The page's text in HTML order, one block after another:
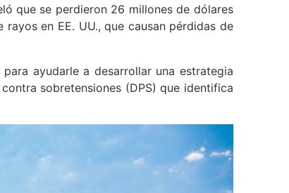
que se perdieron 26 millones de dólares
en EE. UU., que causan pérdidas de
ayudarle a desarrollar una estrategia
sobretensiones (DPS) que identifica